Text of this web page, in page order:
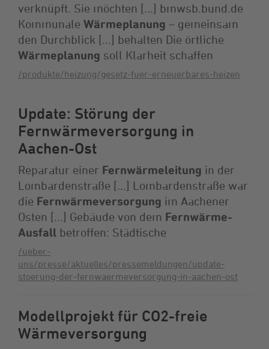
verknüpft. Sie möchten [...] bmwsb.bund.de
Kommunale Wärmeplanung – gemeinsam
den Durchblick [...] behalten Die örtliche
Wärmeplanung soll Klarheit schaffen
/produkte/heizung/gesetz-fuer-erneuerbares-heizen
Update: Störung der
Fernwärmeversorgung in
Aachen-Ost
Reparatur einer Fernwärmeleitung in der
Lombardenstraße [...] Lombardenstraße war
die Fernwärmeversorgung im Aachener
Osten [...] Gebäude von dem Fernwärme-
Ausfall betroffen: Städtische
/ueber-
uns/presse/aktuelles/pressemeldungen/update-
stoerung-der-fernwaermeversorgung-in-aachen-ost
Modellprojekt für CO2-freie
Wärmeversorgung